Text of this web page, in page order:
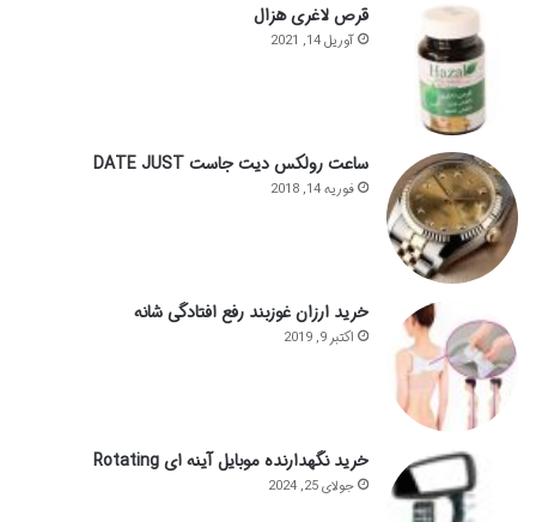
قرص لاغری هزال
آوریل 14, 2021
ساعت رولکس دیت جاست DATE JUST
فوریه 14, 2018
خرید ارزان غوزبند رفع افتادگی شانه
اکتبر 9, 2019
خرید نگهدارنده موبایل آینه ای Rotating
جولای 25, 2024